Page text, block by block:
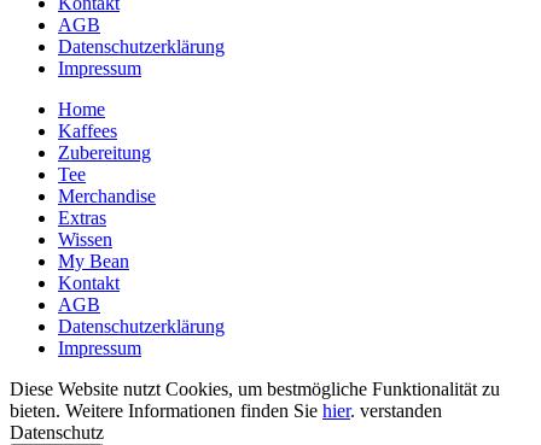
AGB
Datenschutzerklärung
Impressum
Home
Kaffees
Zubereitung
Tee
Merchandise
Extras
Wissen
My Bean
Kontakt
AGB
Datenschutzerklärung
Impressum
Diese Website nutzt Cookies, um bestmögliche Funktionalität zu
bieten. Weitere Informationen finden Sie hier. verstanden
Datenschutz